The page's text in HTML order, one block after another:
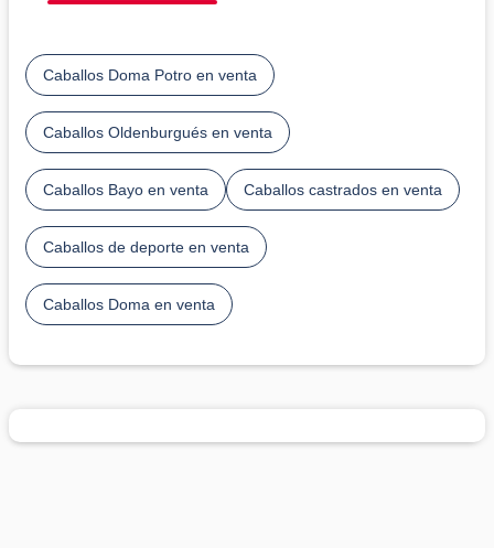
Caballos Doma Potro en venta
Caballos Oldenburgués en venta
Caballos Bayo en venta Caballos castrados en venta
Caballos de deporte en venta
Caballos Doma en venta